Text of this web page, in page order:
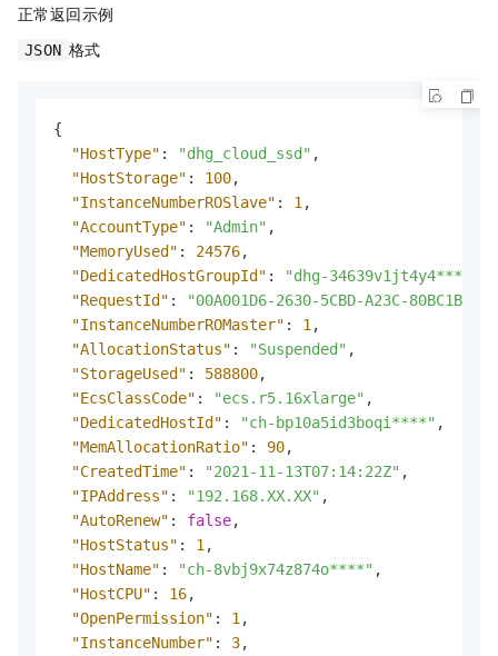
正常返回示例
JSON 格式
{
"HostType" : "dhg_cloud_ssd" ,
"HostStorage" : 100,
"InstanceNumberROSlave" : 1 ,
"AccountType" : "Admin" ,
"MemoryUsed" : 24576,
"DedicatedHostGroupId" : "dhg-34639v1jt4y4****"
"RequestId" :
"00A001D6-2630-5CBD-A23C-
"InstanceNumberROMaster" : 1 ,
"AllocationStatus" : "Suspended" ,
"StorageUsed" : 588800,
"EcsClassCode" : "ecs.r5.16xlarge" ,
"DedicatedHostId" : "ch-bp10a5id3boqi****" ,
"MemAllocationRatio" : 90,
"CreatedTime" : "2021-11-13T07:14:22Z" ,
"IPAddress" : "192.168.XX.XX" ,
"AutoRenew" : false,
"HostStatus" : 1 ,
"HostName" : "ch-8vbj9x74z874o****" ,
"HostCPU" : 16,
"OpenPermission" : 1 ,
"InstanceNumber" : 3,